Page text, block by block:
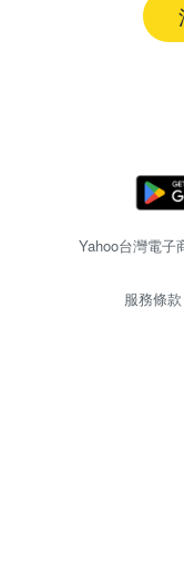
Yahoo台灣電
服務條款